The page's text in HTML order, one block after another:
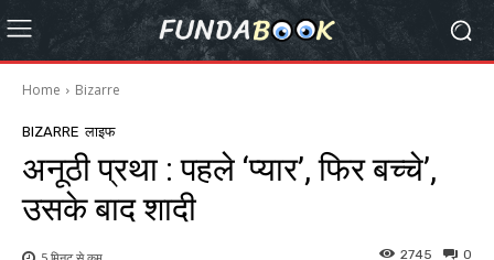
Home Bizarre
BIZARRE लाइफ
अनूठी प्रथा : पहले ‘प्यार’, फिर बच्चे’,
उसके बाद शादी
0
2745